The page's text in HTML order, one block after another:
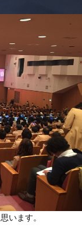
います。